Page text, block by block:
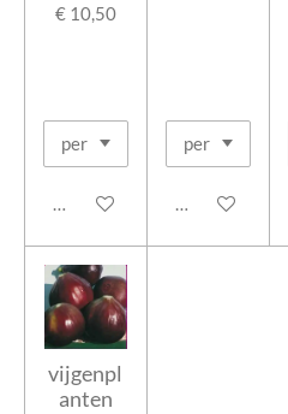
€ 10,50
In winkelwagen In winkelwagen
vijgenpl
anten